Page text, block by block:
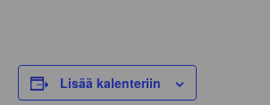
Lisää kalenteriin